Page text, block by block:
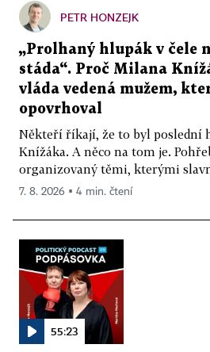
PETR HONZEJK
„Prolhaný hlupák v čele
stáda“. Proč Milana
vláda vedená mužem,
opovrhoval
Někteří říkají, že to byl poslední
Knížáka. A něco na tom je.
organizovaný těmi, kterými
7. 8. 2026 ▪ 4 min. čtení
55:23